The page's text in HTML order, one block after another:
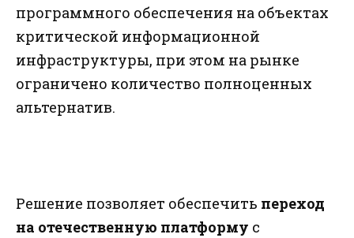
программного обеспечения на объектах
критической информационной
инфраструктуры, при этом на рынке
ограничено количество полноценных
альтернатив.
Решение позволяет обеспечить переход
на отечественную платформу с